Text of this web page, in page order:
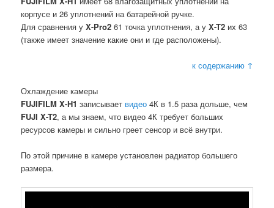
корпусе и 26 уплотнений на батарейной ручке.
Для сравнения уX-Pro2 61 точка уплотнения, а уX-T2 их 63
(также имеет значение какие они и где расположены).
к содержанию ↑
Охлаждение камеры
FUJIFILM X-H1 записывает видео 4К в 1.5 раза дольше, чем
FUJI X-T2, а мы знаем, что видео 4К требует больших
ресурсов камеры и сильно греет сенсор и всё внутри.
По этой причине в камере установлен радиатор большего
размера.